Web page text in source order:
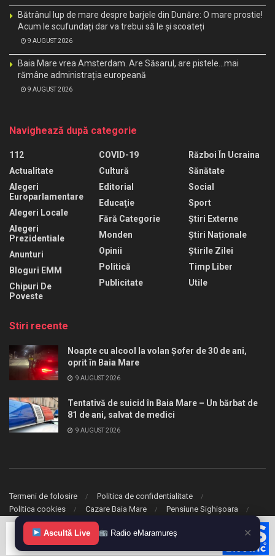
Bătrânul lup de mare despre barjele din Dunăre: O mare prostie!
Acum le scufundați dar va trebui să le și scoateți
9 AUGUST 2026
Baia Mare vrea Amsterdam. Are Săsarul, are pistele…mai
rămâne administrația europeană
9 AUGUST 2026
Navighează după categorie
112
Actualitate
Alegeri
Europarlamentare
Alegeri Locale
Alegeri
Prezidentiale
Anunturi
Bloguri EMM
Chipuri De
Poveste
COVID-19
Cultură
Editorial
Educaţie
Fără Categorie
Monden
Opinii
Politică
Publicitate
Război În Ucraina
Sănătate
Social
Sport
Știri Externe
Știri Naționale
Știrile Zilei
Timp Liber
Utile
Stiri recente
Noapte cu alcool la volan Șofer de 30 de ani,
oprit în Baia Mare
9 AUGUST 2026
Tentativă de suicid în Baia Mare – Un bărbat de
81 de ani, salvat de medici
9 AUGUST 2026
Termeni de folosire
Politica de confidentialitate
Politica cookies
Cazare Baia Mare Pensiune Sighișoara
© 2020 eMaramures. Toate drepturile rezervate.
Ascultă Live Radio eMaramureș ✕